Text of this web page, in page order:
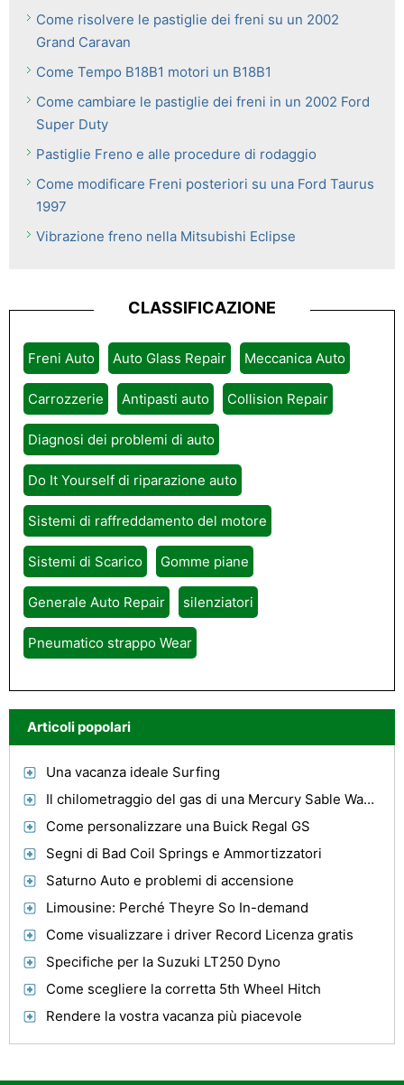
Come risolvere le pastiglie dei freni su un 2002
Grand Caravan
Come Tempo B18B1 motori un B18B1
Come cambiare le pastiglie dei freni in un 2002 Ford
Super Duty
Pastiglie Freno e alle procedure di rodaggio
Come modificare Freni posteriori su una Ford Taurus
1997
Vibrazione freno nella Mitsubishi Eclipse
CLASSIFICAZIONE
Freni Auto Auto Glass Repair Meccanica Auto
Carrozzerie Antipasti auto Collision Repair
Diagnosi dei problemi di auto
Do It Yourself di riparazione auto
Sistemi di raffreddamento del motore
Sistemi di Scarico Gomme piane
Generale Auto Repair silenziatori
Pneumatico strappo Wear
Articoli popolari
Una vacanza ideale Surfing
Il chilometraggio del gas di una Mercury Sable Wagon 1997
Come personalizzare una Buick Regal GS
Segni di Bad Coil Springs e Ammortizzatori
Saturno Auto e problemi di accensione
Limousine: Perché Theyre So In-demand
Come visualizzare i driver Record Licenza gratis
Specifiche per la Suzuki LT250 Dyno
Come scegliere la corretta 5th Wheel Hitch
Rendere la vostra vacanza più piacevole